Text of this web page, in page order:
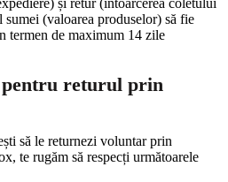
și retur (întoarcerea coletului
(valoarea produselor) să fie
termen de maximum 14 zile
returul prin
să le returnezi voluntar prin
te rugăm să respecți următoarele